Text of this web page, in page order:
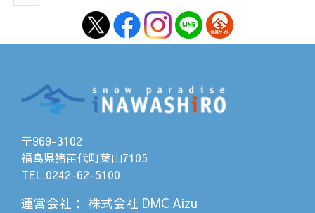
〒969-3102
福島県猪苗代町葉山7105
TEL.0242-62-5100
運営会社 ： 株式会社 DMC Aizu